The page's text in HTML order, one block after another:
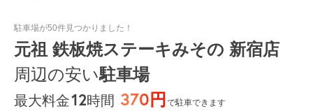
駐車場が50件見つかりました！
元祖 鉄板焼ステーキみその 新宿店
周辺の安い駐車場
最大料金12時間 370円で駐車できます